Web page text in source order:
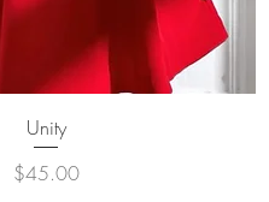
イックビュー
Unity
価格
$45.00